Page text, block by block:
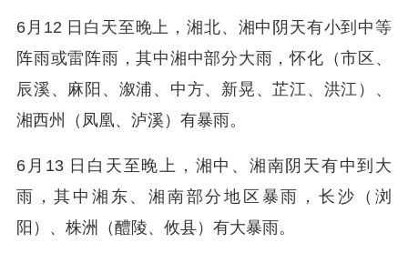
6月12 日白天至晚上，湘北、湘中阴天有小到中等
阵雨或雷阵雨，其中湘中部分大雨，怀化（市区、
辰溪、麻阳、溆浦、中方、新晃、芷江、洪江）、
湘西州（凤凰、泸溪）有暴雨。
6月13 日白天至晚上，湘中、湘南阴天有中到大
雨，其中湘东、湘南部分地区暴雨，长沙（浏
阳）、株洲（醴陵、攸县）有大暴雨。